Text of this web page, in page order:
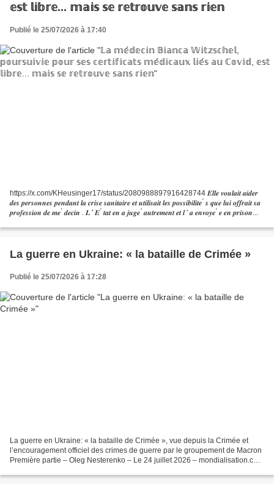
𝕖𝕤𝕥 𝕝𝕚𝕓𝕣𝕖... 𝕞𝕒𝕚𝕤 𝕤𝕖 𝕣𝕖𝕥𝕣𝕠𝕦𝕧𝕖 𝕤𝕒𝕟𝕤 𝕣𝕚𝕖𝕟
Publié le 25/07/2026 à 17:40
https://x.com/KHeusinger17/status/2080988897916428744 𝑬𝒍𝒍𝒆 𝒗𝒐𝒖𝒍𝒂𝒊𝒕 𝒂𝒊𝒅𝒆𝒓
𝒅𝒆𝒔 𝒑𝒆𝒓𝒔𝒐𝒏𝒏𝒆𝒔 𝒑𝒆𝒏𝒅𝒂𝒏𝒕 𝒍𝒂 𝒄𝒓𝒊𝒔𝒆 𝒔𝒂𝒏𝒊𝒕𝒂𝒊𝒓𝒆 𝒆𝒕 𝒖𝒕𝒊𝒍𝒊𝒔𝒂𝒊𝒕 𝒍𝒆𝒔 𝒑𝒐𝒔𝒔𝒊𝒃𝒊𝒍𝒊𝒕𝒆 ́ 𝒔 𝒒𝒖𝒆 𝒍𝒖𝒊 𝒐𝒇𝒇𝒓𝒂𝒊𝒕 𝒔𝒂
𝒑𝒓𝒐𝒇𝒆𝒔𝒔𝒊𝒐𝒏 𝒅𝒆 𝒎𝒆 ́ 𝒅𝒆𝒄𝒊𝒏 . 𝑳 ' 𝑬 ́ 𝒕𝒂𝒕 𝒆𝒏 𝒂 𝒋𝒖𝒈𝒆 ́ 𝒂𝒖𝒕𝒓𝒆𝒎𝒆𝒏𝒕 𝒆𝒕 𝒍 ' 𝒂 𝒆𝒏𝒗𝒐𝒚𝒆 ́ 𝒆 𝒆𝒏 𝒑𝒓𝒊𝒔𝒐𝒏...
La guerre en Ukraine: « la bataille de Crimée »
Publié le 25/07/2026 à 17:28
La guerre en Ukraine: « la bataille de Crimée », vue depuis la Crimée et
l’encouragement officiel des crimes de guerre par le groupement de Macron
Première partie – Oleg Nesterenko – Le 24 juillet 2026 – mondialisation.ca